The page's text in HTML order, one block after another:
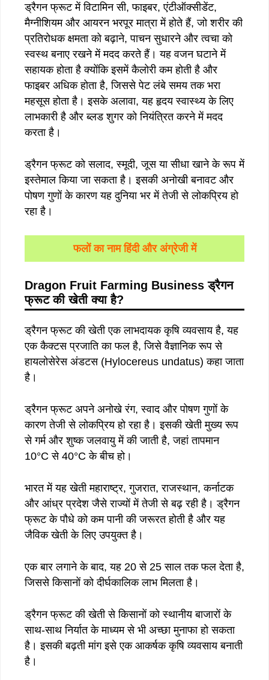
ड्रैगन फ्रूट में विटामिन सी, फाइबर, एंटीऑक्सीडेंट,
मैग्नीशियम और आयरन भरपूर मात्रा में होते हैं, जो शरीर की
प्रतिरोधक क्षमता को बढ़ाने, पाचन सुधारने और त्वचा को
स्वस्थ बनाए रखने में मदद करते हैं। यह वजन घटाने में
सहायक होता है क्योंकि इसमें कैलोरी कम होती है और
फाइबर अधिक होता है, जिससे पेट लंबे समय तक भरा
महसूस होता है। इसके अलावा, यह हृदय स्वास्थ्य के लिए
लाभकारी है और ब्लड शुगर को नियंत्रित करने में मदद
करता है।
ड्रैगन फ्रूट को सलाद, स्मूदी, जूस या सीधा खाने के रूप में
इस्तेमाल किया जा सकता है। इसकी अनोखी बनावट और
पोषण गुणों के कारण यह दुनिया भर में तेजी से लोकप्रिय हो
रहा है।
फलों का नाम हिंदी और अंग्रेजी में
Dragon Fruit Farming Businessड्रैगन
फ्रूट की खेती क्या है?
ड्रैगन फ्रूट की खेती एक लाभदायक कृषि व्यवसाय है, यह
एक कैक्टस प्रजाति का फल है, जिसे वैज्ञानिक रूप से
हायलोसेरेस अंडटस (Hylocereus undatus) कहा जाता
है।
ड्रैगन फ्रूट अपने अनोखे रंग, स्वाद और पोषण गुणों के
कारण तेजी से लोकप्रिय हो रहा है। इसकी खेती मुख्य रूप
से गर्म और शुष्क जलवायु में की जाती है, जहां तापमान
10°C से 40°C के बीच हो।
भारत में यह खेती महाराष्ट्र, गुजरात, राजस्थान, कर्नाटक
और आंध्र प्रदेश जैसे राज्यों में तेजी से बढ़ रही है। ड्रैगन
फ्रूट के पौधे को कम पानी की जरूरत होती है और यह
जैविक खेती के लिए उपयुक्त है।
एक बार लगाने के बाद, यह 20 से 25 साल तक फल देता है,
जिससे किसानों को दीर्घकालिक लाभ मिलता है।
ड्रैगन फ्रूट की खेती से किसानों को स्थानीय बाजारों के
साथ-साथ निर्यात के माध्यम से भी अच्छा मुनाफा हो सकता
है। इसकी बढ़ती मांग इसे एक आकर्षक कृषि व्यवसाय बनाती
है।